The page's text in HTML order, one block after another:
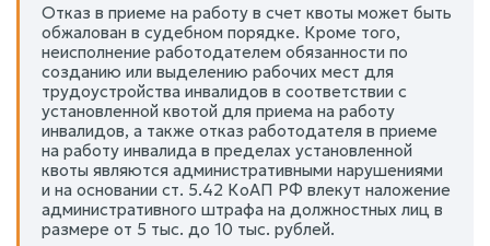
Отказ в приеме на работу в счет квоты может быть
обжалован в судебном порядке. Кроме того,
неисполнение работодателем обязанности по
созданию или выделению рабочих мест для
трудоустройства инвалидов в соответствии с
установленной квотой для приема на работу
инвалидов, а также отказ работодателя в приеме
на работу инвалида в пределах установленной
квоты являются административными нарушениями
и на основании ст. 5.42 КоАП РФ влекут наложение
административного штрафа на должностных лиц в
размере от 5 тыс. до 10 тыс. рублей.